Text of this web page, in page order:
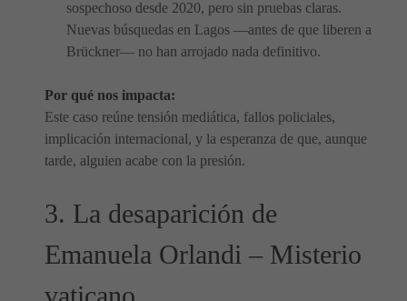
sospechoso desde 2020, pero sin pruebas claras.
Nuevas búsquedas en Lagos —antes de que liberen a
Brückner— no han arrojado nada definitivo.
Por qué nos impacta:
Este caso reúne tensión mediática, fallos policiales,
implicación internacional, y la esperanza de que, aunque
tarde, alguien acabe con la presión.
3. La desaparición de
Emanuela Orlandi – Misterio